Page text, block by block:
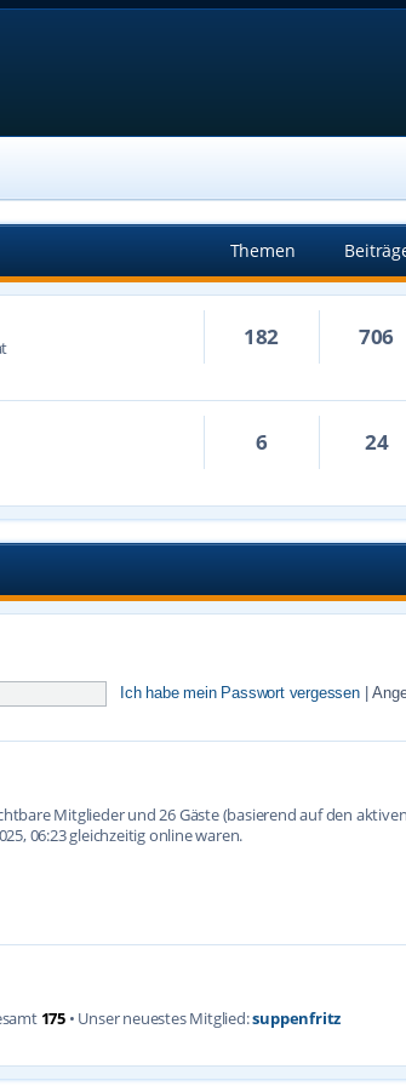
Themen
182 706
6 24
Ich habe mein Passwort vergessen
Mitglieder und 26 Gäste (basierend auf den
06:23 gleichzeitig online waren.
175 • Unser neuestes Mitglied:suppenfritz